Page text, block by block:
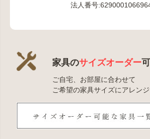
法人番号
家具のサイズオーダー
ご自宅、お部屋に合わせて
ご希望の家具サイズにアレン